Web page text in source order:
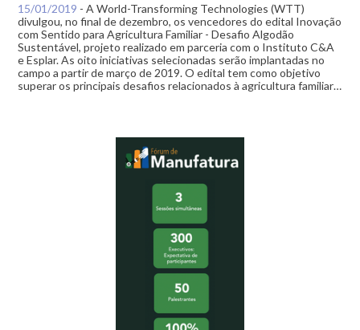
15/01/2019 -A World-Transforming Technologies (WTT)
divulgou, no final de dezembro, os vencedores do edital Inovação
com Sentido para Agricultura Familiar - Desafio Algodão
Sustentável, projeto realizado em parceria com o Instituto C&A
e Esplar. As oito iniciativas selecionadas serão implantadas no
campo a partir de março de 2019. O edital tem como objetivo
superar os principais desafios relacionados à agricultura familiar…